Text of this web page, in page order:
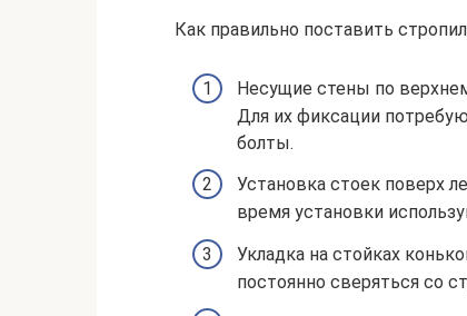
Как правильно поставить
Несущие стены по
Для их фиксации
болты.
Установка стоек поверх
время установки
Укладка на стойках
постоянно сверяться со